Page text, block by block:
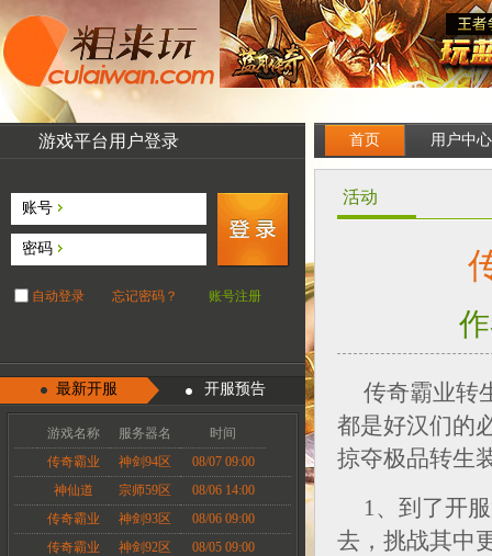
游戏平台用户登录
账号
密码
自动登录 忘记密码？ 账号注册
最新开服 开服预告
游戏名称 服务器名
时间
传奇霸业
神剑94区
08/07 09:00
神仙道
宗师59区
08/06 14:00
传奇霸业
神剑93区
08/06 09:00
传奇霸业
神剑92区
08/05 09:00
首页 用户中心
活动
传奇霸业转
都是好汉们的
掠夺极品转生
1、到了开
去，挑战其中